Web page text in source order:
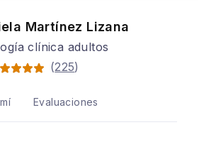
Martínez Lizana
clínica adultos
(225)
Evaluaciones